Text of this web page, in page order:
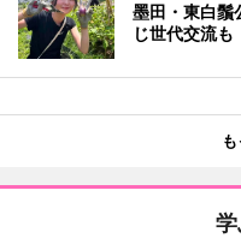
墨田・東白
じ世代交流も